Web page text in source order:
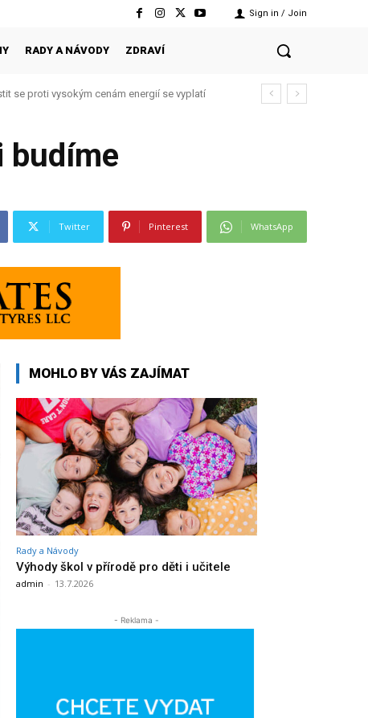
Sign in / Join
RADY A NÁVODY ZDRAVÍ
se proti vysokým cenám energií se vyplatí
styl, který funguje každý den
budíme
Twitter Pinterest WhatsApp
MOHLO BY VÁS ZAJÍMAT
Rady a Návody
Výhody škol v přírodě pro děti i učitele
admin - 13.7.2026
- Reklama -